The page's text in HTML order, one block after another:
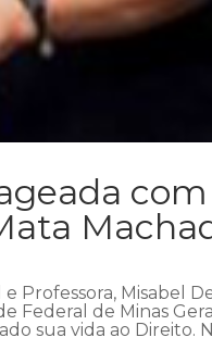
e Professora, Misabel
Federal de Minas
sua vida ao Direito.